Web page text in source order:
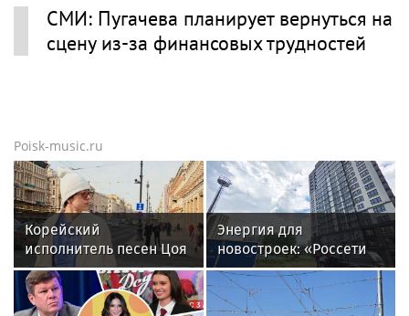
СМИ: Пугачева планирует вернуться на
сцену из-за финансовых трудностей
Poisk-music.ru
Корейский
исполнитель песен Цоя
Сон Вон Соп захотел
пожить в Нижнем
Новгороде
Энергия для
новостроек: «Россети
Новосибирск»
обеспечили почти 12
МВт мощности для